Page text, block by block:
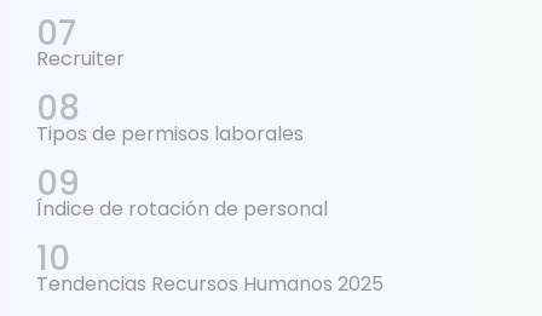
Recruiter
Tipos de permisos laborales
Índice de rotación de personal
Tendencias Recursos Humanos 2025